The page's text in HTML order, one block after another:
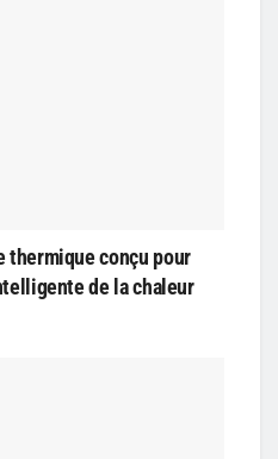
thermique conçu pour
de la chaleur